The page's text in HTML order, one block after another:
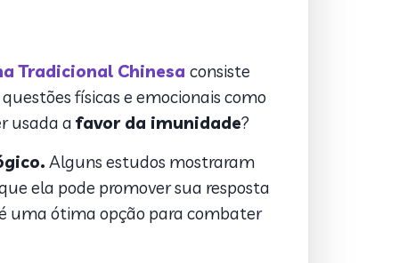
Tradicional Chinesa consiste
físicas e emocionais como
usada a favor da imunidade?
Alguns estudos mostraram
ela pode promover sua resposta
uma ótima opção para combater